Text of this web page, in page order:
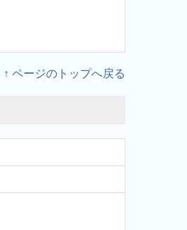
↑ ページのトップへ戻る